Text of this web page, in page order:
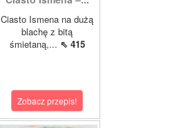
Ciasto Ismena na dużą
blachę z bitą
śmietaną,... ⇖ 415
Zobacz przepis!